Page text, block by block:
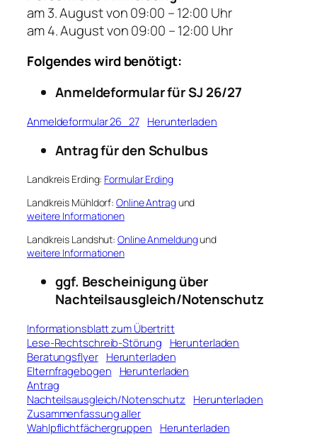
am 3. August von 09:00 – 12:00 Uhr
am 4. August von 09:00 – 12:00 Uhr
Folgendes wird benötigt:
Anmeldeformular für SJ 26/27
Anmeldeformular 26_27 Herunterladen
Antrag für den Schulbus
Landkreis Erding: Formular Erding
Landkreis Mühldorf:Online Antragund
weitere Informationen
Landkreis Landshut:Online Anmeldungund
weitere Informationen
ggf. Bescheinigung über
Nachteilsausgleich/Notenschutz
Informationsblatt zum Übertritt
Lese-Rechtschreib-Störung
Herunterladen
Beratungsflyer
Herunterladen
Elternfragebogen
Herunterladen
Antrag
Nachteilsausgleich/Notenschutz
Herunterladen
Zusammenfassung aller
Wahlpflichtfächergruppen
Herunterladen